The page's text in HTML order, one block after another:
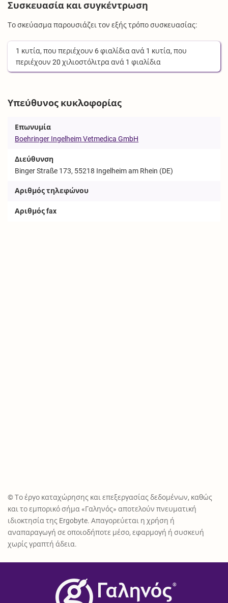
Συσκευασία και συγκέντρωση
Το σκεύασμα παρουσιάζει τον εξής τρόπο συσκευασίας:
1 κυτία, που περιέχουν 6φιαλίδιαανά 1 κυτία, που
περιέχουν20 χιλιοστόλιτραανά 1 φιαλίδια
Υπεύθυνος κυκλοφορίας
Επωνυμία
Boehringer Ingelheim Vetmedica GmbH
Διεύθυνση
Binger Straße 173, 55218 Ingelheim am Rhein (DE)
Αριθμός τηλεφώνου
Αριθμός fax
© Το έργο καταχώρησης και επεξεργασίας δεδομένων, καθώς
και το εμπορικό σήμα «Γαληνός» αποτελούν πνευματική
ιδιοκτησία της Ergobyte. Απαγορεύεται η χρήση ή
αναπαραγωγή σε οποιοδήποτε μέσο, εφαρμογή ή συσκευή
χωρίς γραπτή άδεια.
®